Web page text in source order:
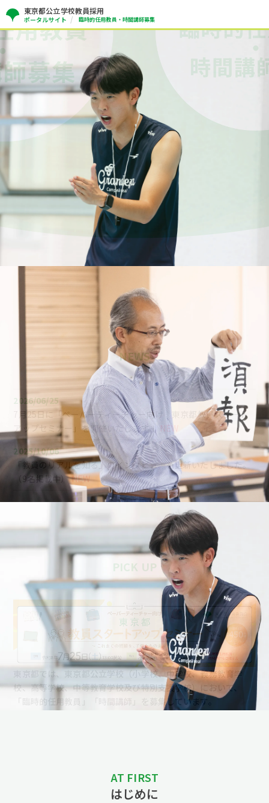
東京都公立学校教員採用
ポータルサイト 臨時的任用教員・時間講師募集
NEWS
2026/06/25
7月25日に「ペーパーティーチャー向け 東京都教員スタート
アップセミナー」を開催いたします！ NEW
2025/10/06
「教員のリアルを知る」のインタビューを更新いたしました。
（9名掲載中）NEW
2025/10/01
令和８年度東京都公立学校臨時的任用教員・時間講師採用候補
者選考の受験申込を開始しました。
NEW
2025/09/24
10月19日に東京都公立学校教員セミナー2025「TOKYO教育
Festa！」を開催いたします！NEW
2024/12/06
「働き方診断」のページを公開しました。
PICK UP
東京都では、東京都公立学校（小学校、中学校、義務教育学
校、高等学校、中等教育学校及び特別支援学校）において、
「臨時的任用教員」「時間講師」を募集しています。
AT FIRST
はじめに